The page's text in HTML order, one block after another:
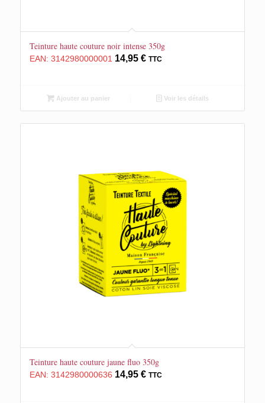
Teinture haute couture noir intense 350g
EAN: 3142980000001 14,95 € TTC
Ajouter au panier Voir les détails
Teinture haute couture jaune fluo 350g
EAN: 3142980000636 14,95 € TTC